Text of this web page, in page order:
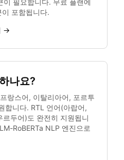
필요합니다. 무료 플랜에
포함됩니다.
→
나요?
랑스어, 이탈리아어, 포르투
합니다. RTL 언어(아랍어,
두어)도 완전히 지원됩니
RoBERTa NLP 엔진으로